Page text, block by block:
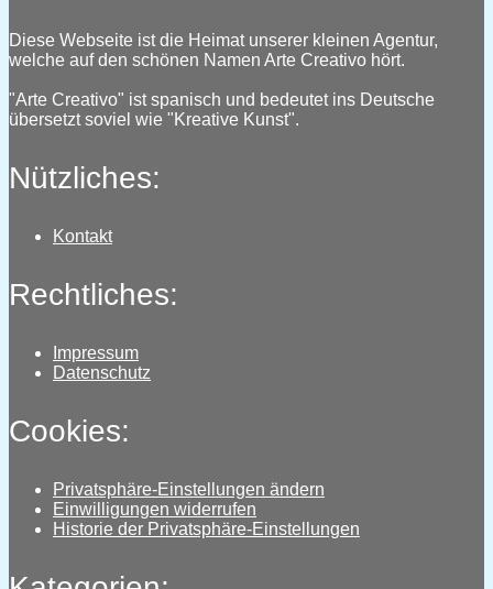
Diese Webseite ist die Heimat unserer kleinen Agentur,
welche auf den schönen Namen Arte Creativo hört.
"Arte Creativo" ist spanisch und bedeutet ins Deutsche
übersetzt soviel wie "Kreative Kunst".
Nützliches:
Kontakt
Rechtliches:
Impressum
Datenschutz
Cookies:
Privatsphäre-Einstellungen ändern
Einwilligungen widerrufen
Historie der Privatsphäre-Einstellungen